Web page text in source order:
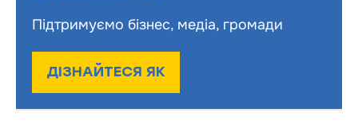
Підтримуємо бізнес, медіа, громади
ДІЗНАЙТЕСЯ ЯК